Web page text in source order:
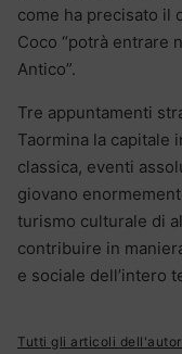
come ha precisato il
Coco “potrà entrare
Antico”.
Tre appuntamenti
Taormina la capitale
classica, eventi
giovano
turismo culturale di
contribuire in
e sociale dell’intero
Tutti gli articoli